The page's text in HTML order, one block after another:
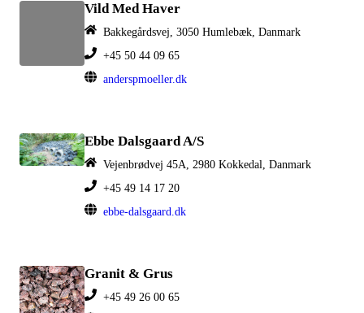
Vild Med Haver
Bakkegårdsvej, 3050 Humlebæk, Danmark
+45 50 44 09 65
anderspmoeller.dk
Ebbe Dalsgaard A/S
Vejenbrødvej 45A, 2980 Kokkedal, Danmark
+45 49 14 17 20
ebbe-dalsgaard.dk
Granit & Grus
+45 49 26 00 65